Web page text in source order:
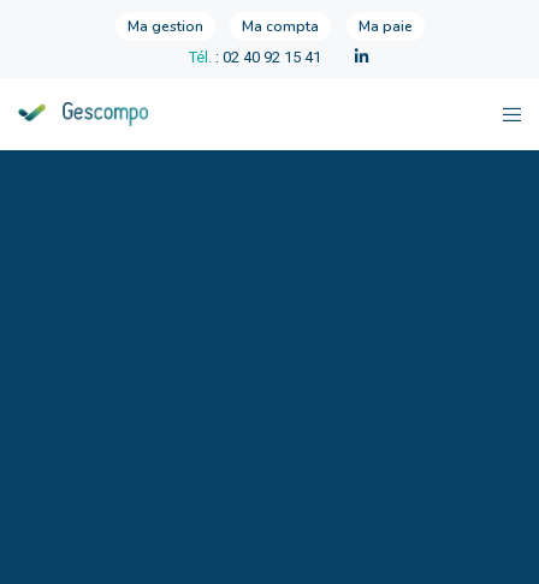
Ma gestion Ma compta Ma paie
Tél. : 02 40 92 15 41